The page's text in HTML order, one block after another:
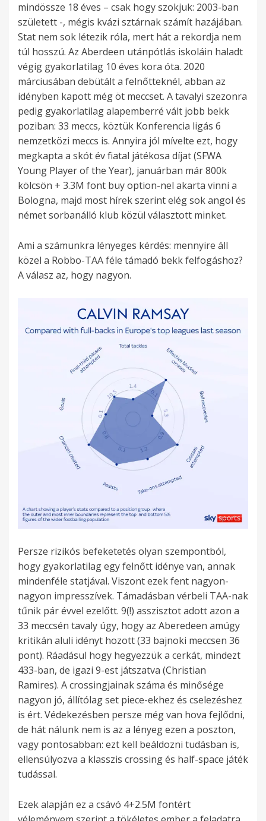
mindössze 18 éves – csak hogy szokjuk: 2003-ban
született -, mégis kvázi sztárnak számít hazájában.
Stat nem sok létezik róla, mert hát a rekordja nem
túl hosszú. Az Aberdeen utánpótlás iskoláin haladt
végig gyakorlatilag 10 éves kora óta. 2020
márciusában debütált a felnőtteknél, abban az
idényben kapott még öt meccset. A tavalyi szezonra
pedig gyakorlatilag alapemberré vált jobb bekk
poziban: 33 meccs, köztük Konferencia ligás 6
nemzetközi meccs is. Annyira jól mívelte ezt, hogy
megkapta a skót év fiatal játékosa díjat (SFWA
Young Player of the Year), januárban már 800k
kölcsön + 3.3M font buy option-nel akarta vinni a
Bologna, majd most hírek szerint elég sok angol és
német sorbanálló klub közül választott minket.
Ami a számunkra lényeges kérdés: mennyire áll
közel a Robbo-TAA féle támadó bekk felfogáshoz?
A válasz az, hogy nagyon.
Persze rizikós befeketetés olyan szempontból,
hogy gyakorlatilag egy felnőtt idénye van, annak
mindenféle statjával. Viszont ezek fent nagyon-
nagyon impresszívek. Támadásban vérbeli TAA-nak
tűnik pár évvel ezelőtt. 9(!) asszisztot adott azon a
33 meccsén tavaly úgy, hogy az Aberedeen amúgy
kritikán aluli idényt hozott (33 bajnoki meccsen 36
pont). Ráadásul hogy hegyezzük a cerkát, mindezt
433-ban, de igazi 9-est játszatva (Christian
Ramires). A crossingjainak száma és minősége
nagyon jó, állítólag set piece-ekhez és cselezéshez
is ért. Védekezésben persze még van hova fejlődni,
de hát nálunk nem is az a lényeg ezen a poszton,
vagy pontosabban: ezt kell beáldozni tudásban is,
ellensúlyozva a klasszis crossing és half-space játék
tudással.
Ezek alapján ez a csávó 4+2.5M fontért